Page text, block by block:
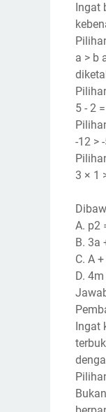
Ingat
a > b
5 - 2
-12 >
3 × 1
A. p2
B. 3a
C. A
D.
Ingat